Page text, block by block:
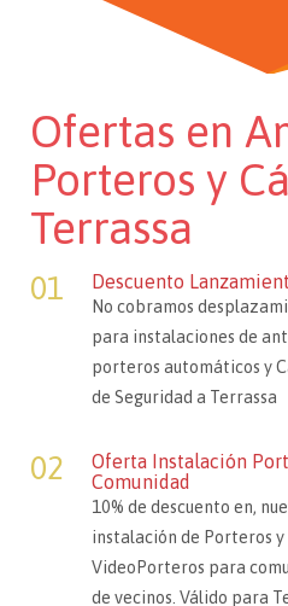
Ofertas en
Porteros y
Terrassa
01 Descuento
No cobramos
para instalaciones de
porteros automáticos y
de Seguridad a Terrassa
02
Oferta Instalación
Comunidad
10% de descuento en,
instalación de Porteros y
VideoPorteros para
de vecinos. Válido para